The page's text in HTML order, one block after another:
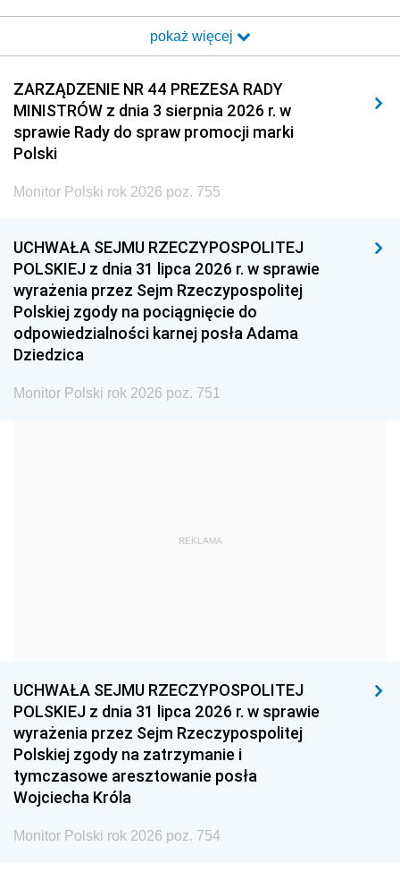
2017 2016 2015
2014 2013 2012
2011 2010 2009
2008 2007 2006
2005
1996 1995 1994
1993 1992 1991
1990 1989
1987 1986 1985
1968
1954 1953 1952
1951 1950 1949
1948 1947
1939
pokaż więcej
ZARZĄDZENIE NR 44 PREZESA RADY
MINISTRÓW z dnia 3 sierpnia 2026 r. w
sprawie Rady do spraw promocji marki
Polski
Monitor Polski rok 2026 poz. 755
UCHWAŁA SEJMU RZECZYPOSPOLITEJ
POLSKIEJ z dnia 31 lipca 2026 r. w sprawie
wyrażenia przez Sejm Rzeczypospolitej
Polskiej zgody na pociągnięcie do
odpowiedzialności karnej posła Adama
Dziedzica
Monitor Polski rok 2026 poz. 751
REKLAMA
UCHWAŁA SEJMU RZECZYPOSPOLITEJ
POLSKIEJ z dnia 31 lipca 2026 r. w sprawie
wyrażenia przez Sejm Rzeczypospolitej
Polskiej zgody na zatrzymanie i
tymczasowe aresztowanie posła
Wojciecha Króla
Monitor Polski rok 2026 poz. 754